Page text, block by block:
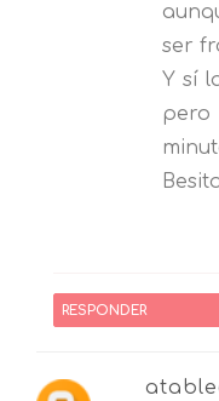
ser
Y sí
RESPONDER